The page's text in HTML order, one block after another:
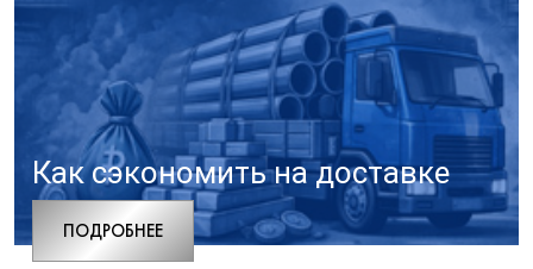
Как сэкономить на доставке
ПОДРОБНЕЕ